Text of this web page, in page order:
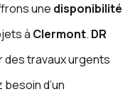
une disponibilité
à Clermont. DR
travaux urgents
d’un